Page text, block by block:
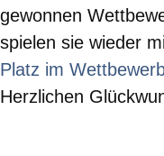
gewonnen
spielen sie wieder
Platz im
Herzlichen